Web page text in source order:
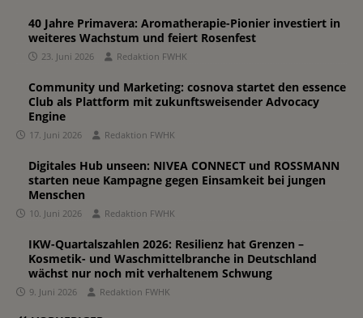
40 Jahre Primavera: Aromatherapie-Pionier investiert in
weiteres Wachstum und feiert Rosenfest
23. Juni 2026 Redaktion FWHK
Community und Marketing: cosnova startet den essence
Club als Plattform mit zukunftsweisender Advocacy
Engine
17. Juni 2026 Redaktion FWHK
Digitales Hub unseen: NIVEA CONNECT und ROSSMANN
starten neue Kampagne gegen Einsamkeit bei jungen
Menschen
10. Juni 2026 Redaktion FWHK
IKW-Quartalszahlen 2026: Resilienz hat Grenzen –
Kosmetik- und Waschmittelbranche in Deutschland
wächst nur noch mit verhaltenem Schwung
9. Juni 2026 Redaktion FWHK